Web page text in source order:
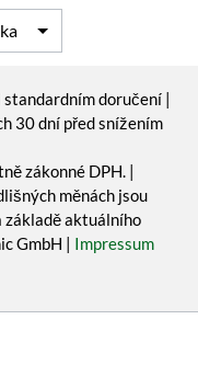
doručení |
30 dní před snížením
zákonné DPH. |
měnách jsou
základě aktuálního
GmbH | Impressum